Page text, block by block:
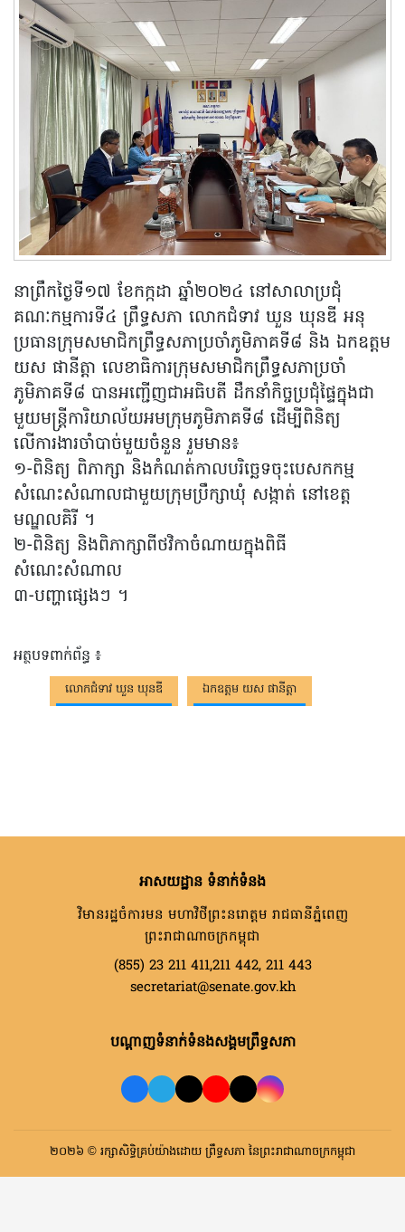
នាព្រឹកថ្ងៃទី១៧ ខែកក្កដា ឆ្នាំ២០២៤ នៅសាលាប្រជុំ
គណៈកម្មការទី៤ ព្រឹទ្ធសភា លោកជំទាវ ឃួន ឃុនឌី អនុ
ប្រធានក្រុមសមាជិកព្រឹទ្ធសភាប្រចាំភូមិភាគទី៨ និង ឯកឧត្តម
យស ផានីត្តា លេខាធិការក្រុមសមាជិកព្រឹទ្ធសភាប្រចាំ
ភូមិភាគទី៨ បានអញ្ជើញជាអធិបតី ដឹកនាំកិច្ចប្រជុំផ្ទៃក្នុងជា
មួយមន្ត្រីការិយាល័យអមក្រុមភូមិភាគទី៨ ដើម្បីពិនិត្យ
លើការងារចាំបាច់មួយចំនួន រួមមាន៖
១-ពិនិត្យ ពិភាក្សា និងកំណត់កាលបរិច្ឆេទចុះបេសកកម្ម
សំណេះសំណាលជាមួយក្រុមប្រឹក្សាឃុំ សង្កាត់ នៅខេត្ត
មណ្ឌលគិរី ។
២-ពិនិត្យ និងពិភាក្សាពីថវិកាចំណាយក្នុងពិធី
សំណេះសំណាល
៣-បញ្ហាផ្សេងៗ ។
អត្ថបទពាក់ព័ន្ធ ៖
លោកជំទាវ ឃួន ឃុនឌី ឯកឧត្តម យស ផានីត្តា
អាសយដ្ឋាន ទំនាក់ទំនង
វិមានរដ្ឋចំការមន មហាវិថីព្រះនរោត្តម រាជធានីភ្នំពេញ
ព្រះរាជាណាចក្រកម្ពុជា
(855) 23 211 411,211 442, 211 443
secretariat@senate.gov.kh
បណ្តាញទំនាក់ទំនងសង្គមព្រឹទ្ធសភា
២០២៦ © រក្សាសិទ្ធិគ្រប់យ៉ាងដោយ ព្រឹទ្ធសភា នៃព្រះរាជាណាចក្រកម្ពុជា